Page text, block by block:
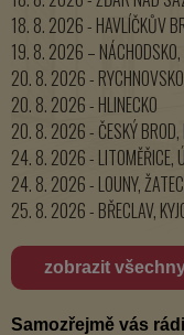
18. 8. 2026 - HAVLÍČKŮV
19. 8. 2026 – NÁCHODSKO,
20. 8. 2026 - RYCHNOVSKO
20. 8. 2026 - HLINECKO
20. 8. 2026 - ČESKÝ BROD,
24. 8. 2026 - LITOMĚŘICE,
24. 8. 2026 - LOUNY,
25. 8. 2026 - BŘECLAV,
zobrazit
Samozřejmě vás